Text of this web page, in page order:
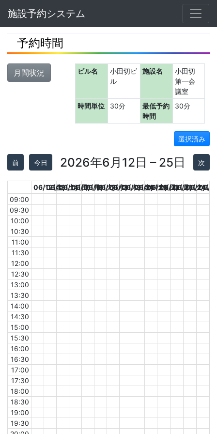
Navbar
施設予約システム
予約時間
月間状況 ビル名
小田切ビ
ル
施設名
小田切
第一会
議室
時間単位
30分
最低予約
時間
30分
選択済み
前 今日 2026年6月12日 – 25日 次
06/12(金)
06/13(土)
06/14(日)
06/15(月)
06/16(火)
06/17(水)
06/18(木)
06/19(金)
06/20(土)
06/21(日)
06/22(月)
06/23(火)
06/24(
06/
09:00
09:30
10:00
10:30
11:00
11:30
12:00
12:30
13:00
13:30
14:00
14:30
15:00
15:30
16:00
16:30
17:00
17:30
18:00
18:30
19:00
19:30